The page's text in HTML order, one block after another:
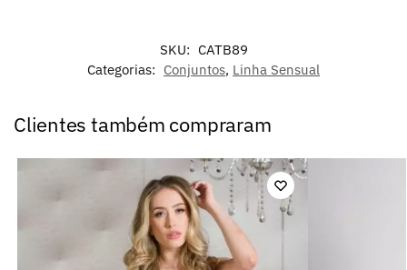
SKU: CATB89
Categorias: Conjuntos, Linha Sensual
Clientes também compraram